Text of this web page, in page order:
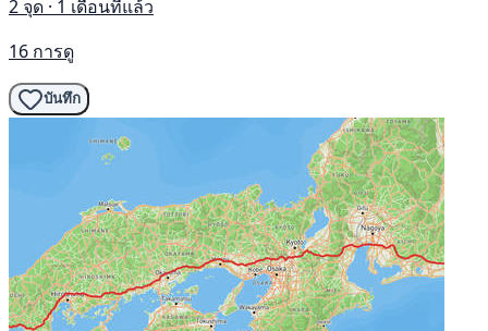
2 จุด · 1 เดือนที่แล้ว
16 การดู
บันทึก